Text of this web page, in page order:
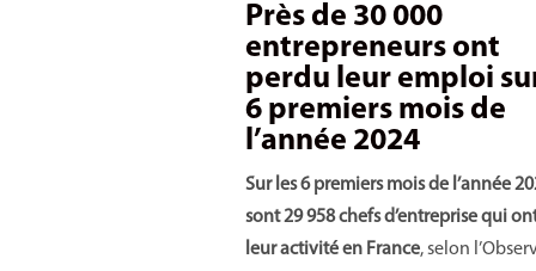
Près de 30 000
entrepreneurs ont
perdu leur emploi
6 premiers mois de
l’année 2024
Sur les 6 premiers mois de l’année
sont 29 958 chefs d’entreprise qui
leur activité en France, selon